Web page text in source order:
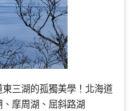
三湖的孤獨美學！北海道
摩周湖、屈斜路湖